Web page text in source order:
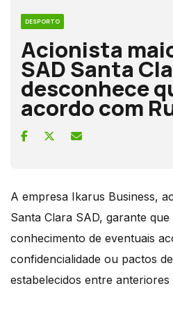
DESPORTO
Acionista
SAD Santa
desconhece
acordo com
A empresa Ikarus Business,
Santa Clara SAD, garante
conhecimento de eventuais
confidencialidade ou pactos
estabelecidos entre anteriores